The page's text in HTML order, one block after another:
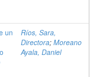
un
Ríos, Sara,
Directora; Moreano
Ayala, Daniel